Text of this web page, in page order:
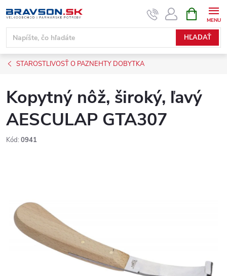
na
obsah
HĽADAŤ
KOŠÍK
STAROSTLIVOSŤ O PAZNEHTY DOBYTKA
Kopytný nôž, široký, ľavý
AESCULAP GTA307
Kód: 0941